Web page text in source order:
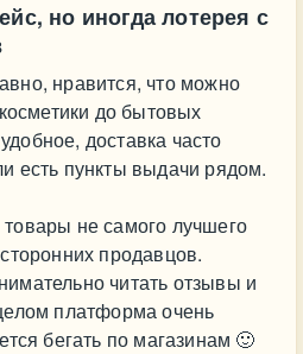
но иногда лотерея с
нравится, что можно
до бытовых
доставка часто
есть пункты выдачи рядом.
не самого лучшего
продавцов.
читать отзывы и
платформа очень
бегать по магазинам 🙂